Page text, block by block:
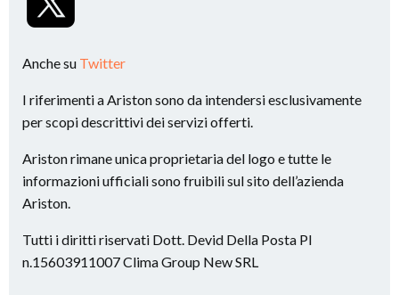
Anche su Twitter
I riferimenti a Ariston sono da intendersi esclusivamente
per scopi descrittivi dei servizi offerti.
Ariston rimane unica proprietaria del logo e tutte le
informazioni ufficiali sono fruibili sul sito dell’azienda
Ariston.
Tutti i diritti riservati Dott. Devid Della Posta PI
n.15603911007 Clima Group New SRL